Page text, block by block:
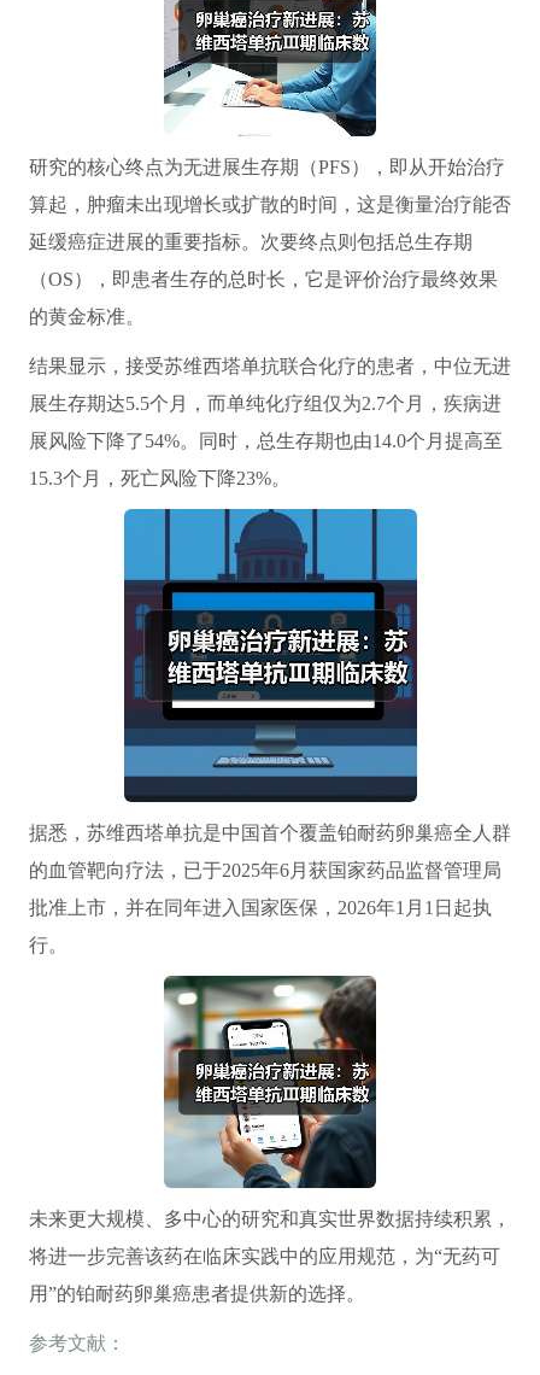
研究的核心终点为无进展生存期（PFS），即从开始治疗
算起，肿瘤未出现增长或扩散的时间，这是衡量治疗能否
延缓癌症进展的重要指标。次要终点则包括总生存期
（OS），即患者生存的总时长，它是评价治疗最终效果
的黄金标准。
结果显示，接受苏维西塔单抗联合化疗的患者，中位无进
展生存期达5.5个月，而单纯化疗组仅为2.7个月，疾病进
展风险下降了54%。同时，总生存期也由14.0个月提高至
15.3个月，死亡风险下降23%。
据悉，苏维西塔单抗是中国首个覆盖铂耐药卵巢癌全人群
的血管靶向疗法，已于2025年6月获国家药品监督管理局
批准上市，并在同年进入国家医保，2026年1月1日起执
行。
未来更大规模、多中心的研究和真实世界数据持续积累，
将进一步完善该药在临床实践中的应用规范，为“无药可
用”的铂耐药卵巢癌患者提供新的选择。
参考文献：